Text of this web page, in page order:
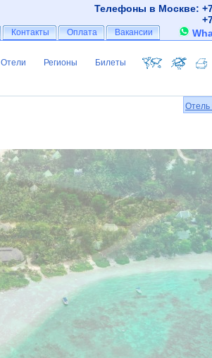
Отели
Отели Регионы
Регионы Билеты
Билеты
Отель
Телефоны в Москве:
Контакты
Контакты Оплата
Оплата Вакансии
Вакансии